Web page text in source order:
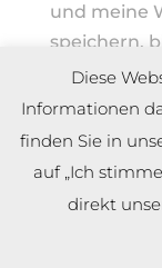
und meine
speichern,
Diese
Informationen
finden Sie in
auf „Ich
direkt